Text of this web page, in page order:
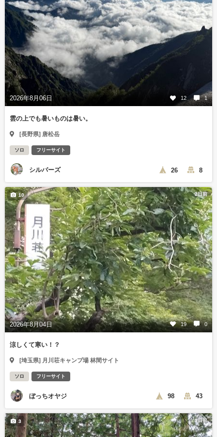
2026年8月06日 12 1
雲の上でも暑いものは暑い。
[長野県] 唐松岳
ソロ フリーサイト
シルバーズ 26 8
2日前
2026年8月04日 19 0
10
涼しくて寒い！？
[埼玉県] 月川荘キャンプ場 林間サイト
ソロ フリーサイト
ぼっちオヤジ 98 43
3日前
3